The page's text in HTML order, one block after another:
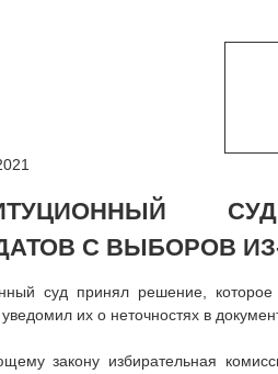
С ВЫБОРОВ
суд принял решение,
их о неточностях в
закону избирательная